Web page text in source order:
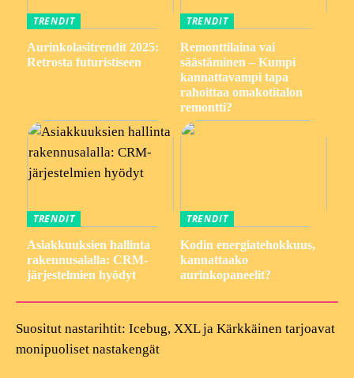
TRENDIT
Aurinkolasitrendit 2025:
Retrosta futuristiseen
TRENDIT
Remonttilaina vai
säästäminen – Kumpi
kannattavampi tapa
rahoittaa omakotitalon
remontti?
TRENDIT
Asiakkuuksien hallinta
rakennusalalla: CRM-
järjestelmien hyödyt
TRENDIT
Kodin energiatehokkuus,
kannattaako
aurinkopaneelit?
Suositut nastarihtit: Icebug, XXL ja Kärkkäinen tarjoavat
monipuoliset nastakengät